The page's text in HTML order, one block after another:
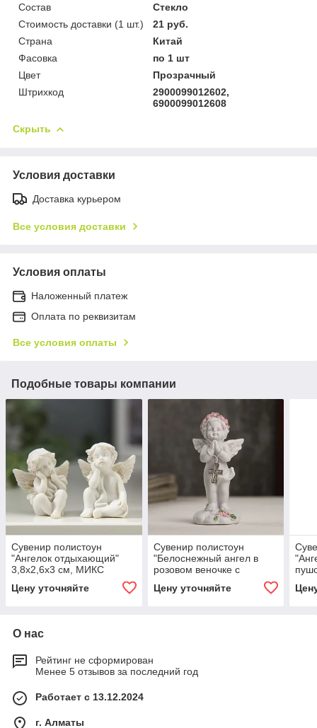
Состав
Стекло
Стоимость доставки (1 шт.)
21 руб.
Страна
Китай
Фасовка
по 1 шт
Цвет
Прозрачный
Штрихкод
2900099012602,
6900099012608
Скрыть
Условия доставки
Доставка курьером
Все условия доставки
Условия оплаты
Наложенный платеж
Оплата по реквизитам
Все условия оплаты
Подобные товары компании
Сувенир полистоун
"Ангелок отдыхающий"
3,8х2,6х3 см, МИКС
Цену уточняйте
Сувенир полистоун
"Белоснежный ангел в
розовом веночке с
крестиком" 8х3,5х3,8 см
Цену уточняйте
О нас
Рейтинг не сформирован
Менее 5 отзывов за последний год
Работает с 13.12.2024
г. Алматы